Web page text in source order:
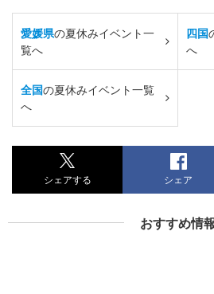
愛媛県の夏休みイベント一
覧へ
四国
へ
全国の夏休みイベント一覧
へ
シェアする シェア
おすすめ情